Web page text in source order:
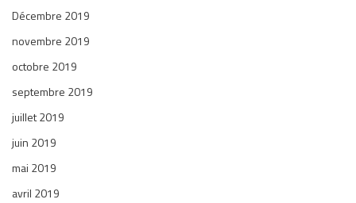
Décembre 2019
novembre 2019
octobre 2019
septembre 2019
juillet 2019
juin 2019
mai 2019
avril 2019